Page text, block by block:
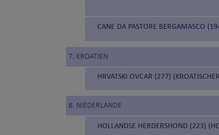
CANE DA PASTORE BERGAMASCO
7. KROATIEN
HRVATSKI OVCAR (277)
8. NIEDERLANDE
HOLLANDSE HERDERSHOND (223)